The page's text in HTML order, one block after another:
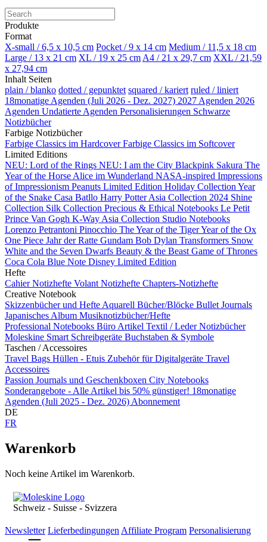
Produkte
Format
X-small / 6,5 x 10,5 cm Pocket / 9 x 14 cm Medium / 11,5 x 18 cm
Large / 13 x 21 cm XL / 19 x 25 cm A4 / 21 x 29,7 cm XXL / 21,59
x 27,94 cm
Inhalt Seiten
plain / blanko dotted / gepunktet squared / kariert ruled / liniert
18monatige Agenden (Juli 2026 - Dez. 2027) 2027 Agenden 2026
Agenden Undatierte Agenden Personalisierungen Schwarze
Notizbücher
Farbige Notizbücher
Farbige Classics im HardcoverFarbige Classics im Softcover
Limited Editions
NEU: Lord of the Rings NEU: I am the City Blackpink Sakura The
Year of the Horse Alice im Wunderland NASA-inspired Impressions
of Impressionism Peanuts Limited Edition Holiday Collection Year
of the Snake Casa Batllo Harry PotterAsia Collection 2024 Shine
Collection Silk Collection Precious & Ethical Notebooks Le Petit
Prince Van Gogh K-Way Asia Collection Studio Notebooks
Lorenzo Petrantoni Pinocchio The Year of the TigerYear of the Ox
One Piece Jahr der Ratte Gundam Bob Dylan Transformers Snow
White and the Seven Dwarfs Beauty & the Beast Game of Thrones
Coca Cola Blue Note Disney Limited Edition
Hefte
Cahier Notizhefte Volant Notizhefte Chapters-Notizhefte
Creative Notebook
Skizzenbücher und Hefte Aquarell Bücher/Blöcke Bullet Journals
Japanisches Album Musiknotizbücher/Hefte
Professional Notebooks Büro Artikel Textil / Leder Notizbücher
Moleskine Smart Schreibgeräte Buchstaben & Symbole
Taschen / Accessoires
Travel Bags Hüllen - Etuis Zubehör für Digitalgeräte Travel
Accessoires
Passion Journals und Geschenkboxen City Notebooks
Sonderangebote - Alle Artikel bis 50% günstiger! 18monatige
Agenden (Juli 2025 - Dez. 2026) Abonnement
DE
FR
Warenkorb
Noch keine Artikel im Warenkorb.
Schweiz - Suisse - Svizzera
Newsletter Lieferbedingungen Affiliate Program Personalisierung